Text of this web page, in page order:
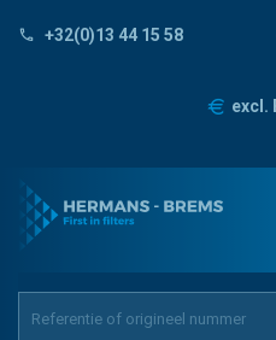
+32(0)13 44 15 58
Prijzen
excl.